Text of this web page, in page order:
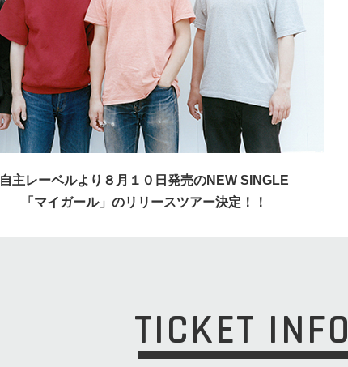
自主レーベルより８月１０日発売のNEW SINGLE
「マイガール」のリリースツアー決定！！
TICKET INFO